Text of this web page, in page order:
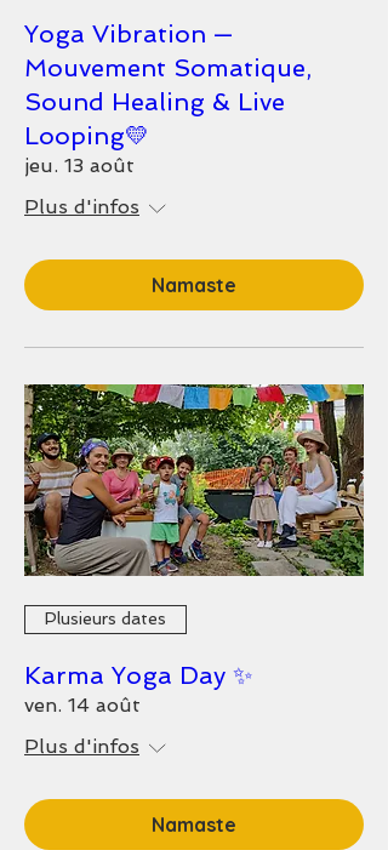
Yoga Vibration —
Mouvement Somatique,
Sound Healing & Live
Looping💛
jeu. 13 août
Plus d'infos
Namaste
Plusieurs dates
Karma Yoga Day ✨
ven. 14 août
Plus d'infos
Namaste